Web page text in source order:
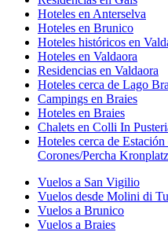
Hoteles en Anterselva
Hoteles en Brunico
Hoteles históricos en
Hoteles en Valdaora
Residencias en Valdaora
Hoteles cerca de Lago
Campings en Braies
Hoteles en Braies
Chalets en Colli In
Hoteles cerca de
Corones/Percha Kronplatz
Vuelos a San Vigilio
Vuelos desde Molini di
Vuelos a Brunico
Vuelos a Braies